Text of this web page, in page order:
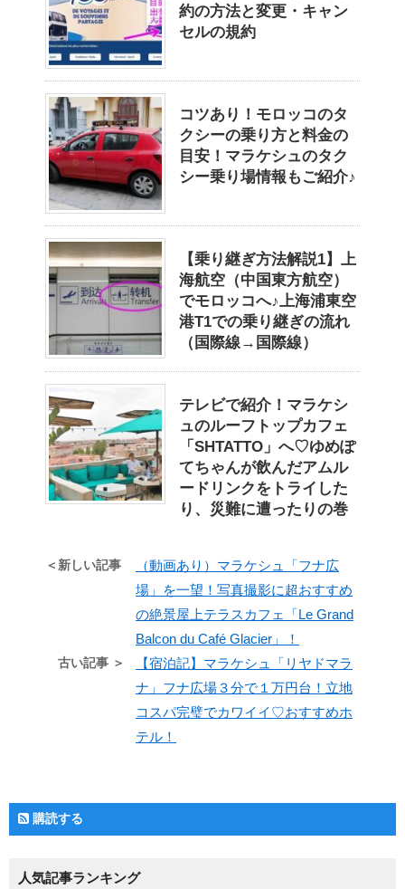
約の方法と変更・キャン
セルの規約
コツあり！モロッコのタ
クシーの乗り方と料金の
目安！マラケシュのタク
シー乗り場情報もご紹介♪
【乗り継ぎ方法解説1】上
海航空（中国東方航空）
でモロッコへ♪上海浦東空
港T1での乗り継ぎの流れ
（国際線→国際線）
テレビで紹介！マラケシ
ュのルーフトップカフェ
「SHTATTO」へ♡ゆめぽ
てちゃんが飲んだアムル
ードリンクをトライした
り、災難に遭ったりの巻
＜新しい記事
（動画あり）マラケシュ「フナ広
場」を一望！写真撮影に超おすすめ
の絶景屋上テラスカフェ「Le Grand
Balcon du Café Glacier」！
古い記事 ＞
【宿泊記】マラケシュ「リヤドマラ
ナ」フナ広場３分で１万円台！立地
コスパ完璧でカワイイ♡おすすめホ
テル！
購読する
人気記事ランキング